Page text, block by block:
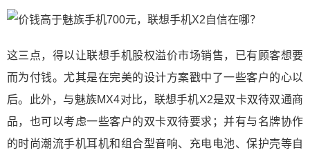
这三点，得以让联想手机股权溢价市场销售，已有顾客想要
而为付钱。尤其是在完美的设计方案戳中了一些客户的心以
后。此外，与魅族MX4对比，联想手机X2是双卡双待双通商
品，也可以考虑一些客户的双卡双待要求；并有与名牌协作
的时尚潮流手机耳机和组合型音响、充电电池、保护壳等自